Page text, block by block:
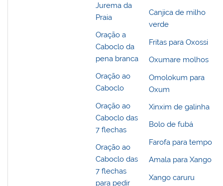
Jurema da
Praia
Oração a
Caboclo da
pena branca
Oração ao
Caboclo
Oração ao
Caboclo das
7 flechas
Oração ao
Caboclo das
7 flechas
para pedir
Canjica de milho
verde
Fritas para Oxossi
Oxumare molhos
Omolokum para
Oxum
Xinxim de galinha
Bolo de fubá
Farofa para tempo
Amala para Xango
Xango caruru